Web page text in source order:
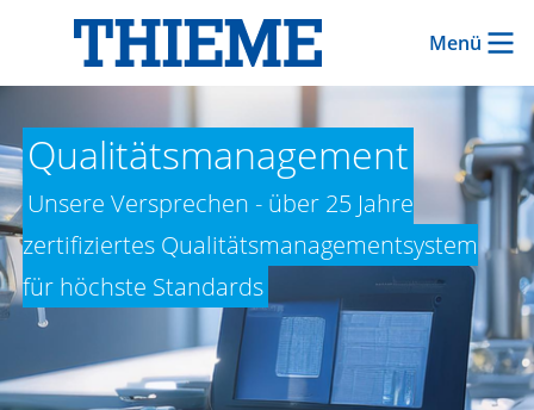
Menü
Qualitätsmanagement
Unsere Versprechen - über 25 Jahre
zertifiziertes Qualitätsmanagementsystem
für höchste Standards